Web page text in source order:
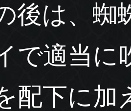
後は、蜘
で適当に
配下に加